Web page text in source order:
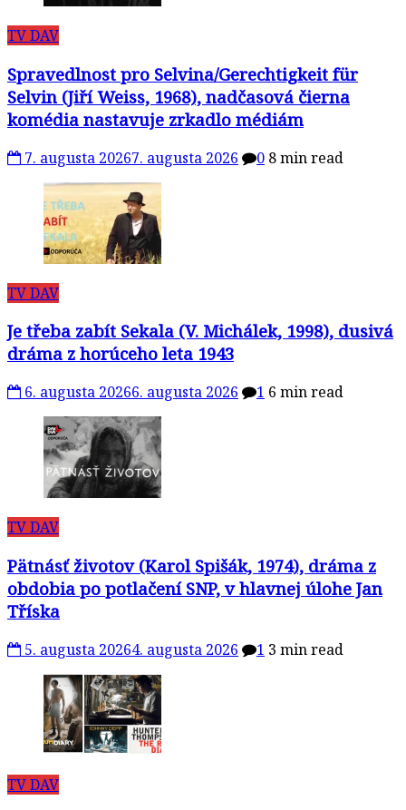
TV DAV
Spravedlnost pro Selvina/Gerechtigkeit für
Selvin (Jiří Weiss, 1968), nadčasová čierna
komédia nastavuje zrkadlo médiám
7. augusta 20267. augusta 2026 0 8 min read
TV DAV
Je třeba zabít Sekala (V. Michálek, 1998), dusivá
dráma z horúceho leta 1943
6. augusta 20266. augusta 2026 1 6 min read
TV DAV
Pätnásť životov (Karol Spišák, 1974), dráma z
obdobia po potlačení SNP, v hlavnej úlohe Jan
Tříska
5. augusta 20264. augusta 2026 1 3 min read
TV DAV